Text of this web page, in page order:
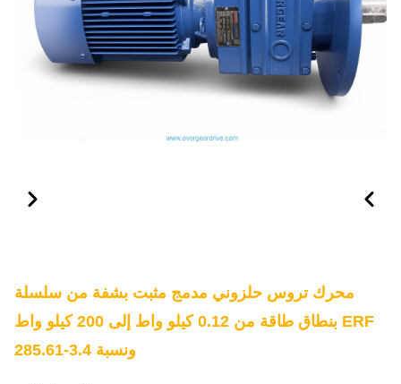
محرك تروس حلزوني مدمج مثبت بشفة من سلسلة
ERF بنطاق طاقة من 0.12 كيلو واط إلى 200 كيلو واط
ونسبة 3.4-285.61